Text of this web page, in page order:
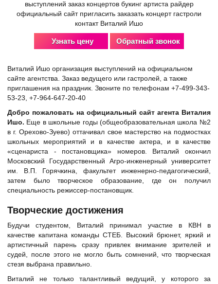
Узнать цену Обратный звонок
Виталий Ишо организация выступлений на официальном
сайте агентства. Заказ ведущего или гастролей, а также
приглашения на праздник. Звоните по телефонам +7-499-343-
53-23, +7-964-647-20-40
Добро пожаловать на официальный сайт агента Виталия
Ишо. Еще в школьные годы (общеобразовательная школа №2
в г. Орехово-Зуево) оттачивал свое мастерство на подмостках
школьных мероприятий и в качестве актера, и в качестве
«сценариста - постановщика» номеров. Виталий окончил
Московский Государственный Агро-инженерный университет
им. В.П. Горячкина, факультет инженерно-педагогический,
затем было творческое образование, где он получил
специальность режиссер-постановщик.
Творческие достижения
Будучи студентом, Виталий принимал участие в КВН в
качестве капитана команды СТЕБ. Высокий брюнет, яркий и
артистичный парень сразу привлек внимание зрителей и
судей, после этого не могло быть сомнений, что творческая
стезя выбрана правильно.
Виталий не только талантливый ведущий, у которого за